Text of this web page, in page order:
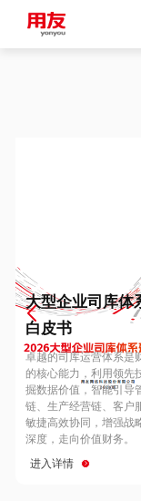
Europe
Hungary
Hong Kong
大型企业司库体
白皮书
卓越的司库运营体系是
的核心能力，利用领先
掘数据价值，智能引导
链、生产经营链、客户
敏捷高效协同，增强战
深度，走向价值财务。
进入详情